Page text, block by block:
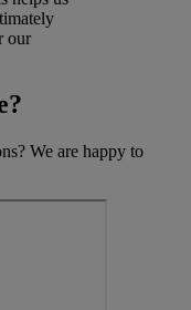
our
We are happy to